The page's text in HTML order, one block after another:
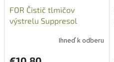
FOR Čistič tlmičov
výstrelu Suppresol
Ihneď k odberu